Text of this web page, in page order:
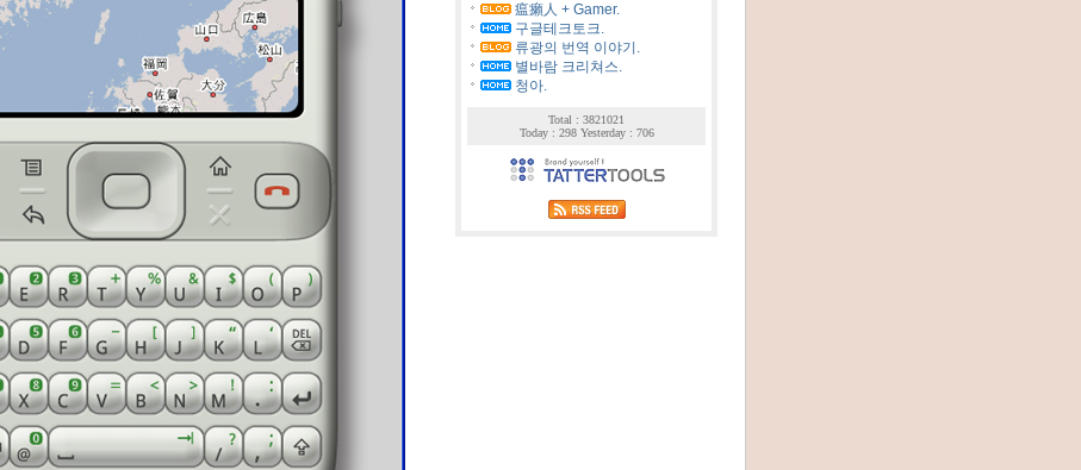
瘟癩人 + Gamer.
구글테크토크.
류광의 번역 이야기.
별바람 크리쳐스.
청아.
Total : 3821021
Today : 298 Yesterday : 706